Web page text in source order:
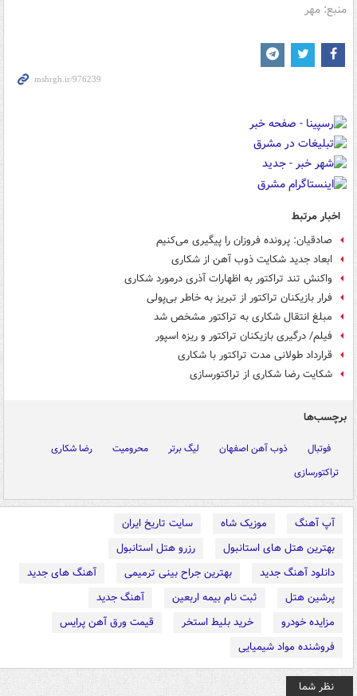
منبع: مهر
اخبار مرتبط
صادقیان: پرونده فروزان را پیگیری می‌کنیم
ابعاد جدید شکایت ذوب آهن از شکاری
واکنش تند تراکتور به اظهارات آذری درمورد شکاری
فرار بازیکنان تراکتور از تبریز به خاطر بی‌پولی
مبلغ انتقال شکاری به تراکتور مشخص شد
فیلم/ درگیری بازیکنان تراکتور و ریزه اسپور
قرارداد طولانی مدت تراکتور با شکاری
شکایت رضا شکاری از تراکتورسازی
برچسب‌ها
فوتبال ذوب آهن اصفهان لیگ برتر محرومیت
رضا شکاری
تراکتورسازی
آپ آهنگ موزیک شاه
سایت تاریخ ایران
بهترین هتل های استانبول
رزرو هتل استانبول
دانلود آهنگ جدید
بهترین جراح بینی ترمیمی
آهنگ های جدید
پرشین هتل
ثبت نام بیمه اربعین
آهنگ جدید
مزایده خودرو
خرید بلیط استخر
قیمت ورق آهن پرایس
فروشنده مواد شیمیایی
نظر شما